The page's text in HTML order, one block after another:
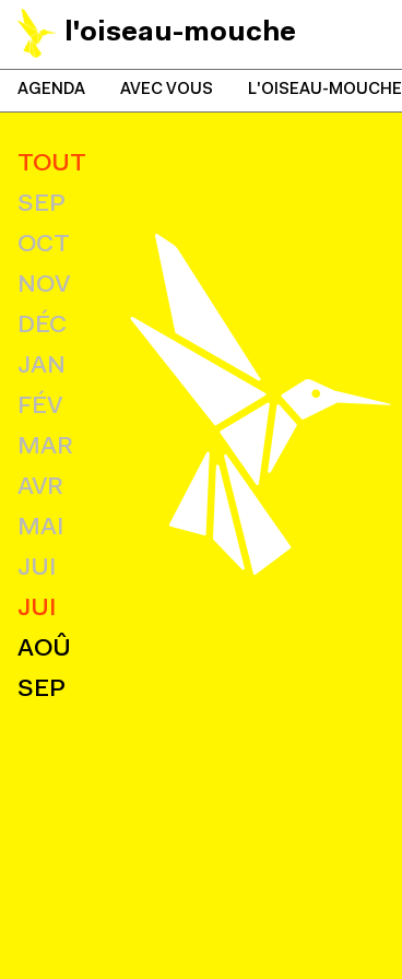
l'oiseau-mouche
AGENDA AVEC VOUS L'OISEAU-MOUCHE
TOUT
SEP
OCT
NOV
DÉC
JAN
FÉV
MAR
AVR
MAI
JUI
JUI
AOÛ
SEP